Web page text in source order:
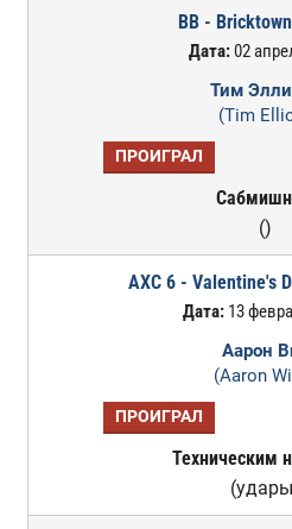
BB -
Дата:02
Тим
(Tim
ПРОИГРАЛ
()
AXC 6 - Valentine's
Дата: 13
Аарон
(Aaron
ПРОИГРАЛ
Техническим